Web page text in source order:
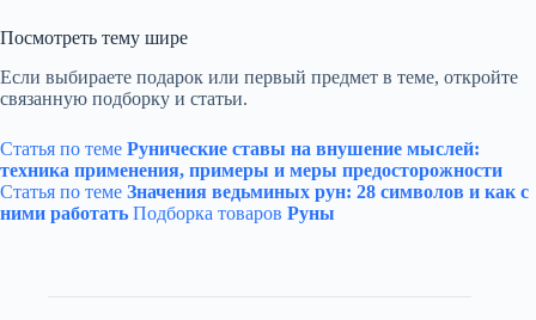
Посмотреть тему шире
Если выбираете подарок или первый предмет в теме, откройте
связанную подборку и статьи.
Статья по теме Рунические ставы на внушение мыслей:
техника применения, примеры и меры предосторожности
Статья по теме Значения ведьминых рун: 28 символов и как с
ними работать Подборка товаров Руны